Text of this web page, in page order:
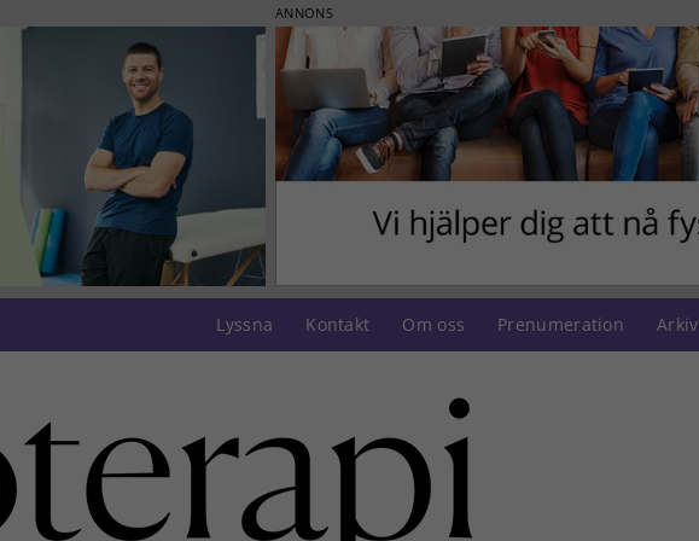
ANNONS
Lyssna Kontakt Om oss Prenumeration Arkiv